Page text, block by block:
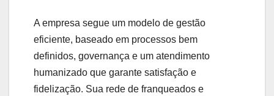
A empresa segue um modelo de gestão
eficiente, baseado em processos bem
definidos, governança e um atendimento
humanizado que garante satisfação e
fidelização. Sua rede de franqueados e